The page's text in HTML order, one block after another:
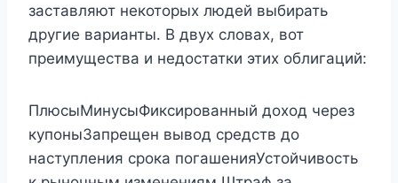
заставляют некоторых людей выбирать
другие варианты. В двух словах, вот
преимущества и недостатки этих облигаций:
ПлюсыМинусыФиксированный доход через
купоныЗапрещен вывод средств до
наступления срока погашенияУстойчивость